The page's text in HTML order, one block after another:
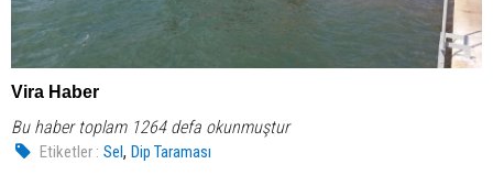
Vira Haber
Bu haber toplam 1264 defa okunmuştur
Etiketler : Sel,Dip Taraması